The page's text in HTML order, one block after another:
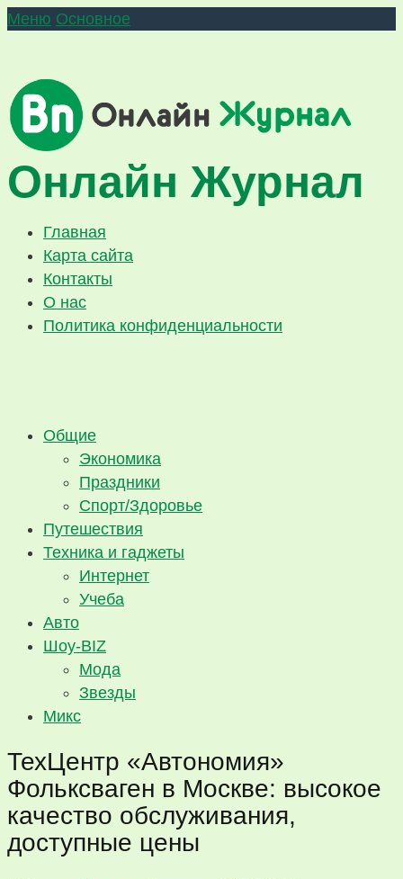
Меню Основное
Онлайн Журнал
Главная
Карта сайта
Контакты
О нас
Политика конфиденциальности
Общие
Экономика
Праздники
Спорт/Здоровье
Путешествия
Техника и гаджеты
Интернет
Учеба
Авто
Шоу-BIZ
Мода
Звезды
Микс
ТехЦентр «Автономия»
Фольксваген в Москве: высокое
качество обслуживания,
доступные цены